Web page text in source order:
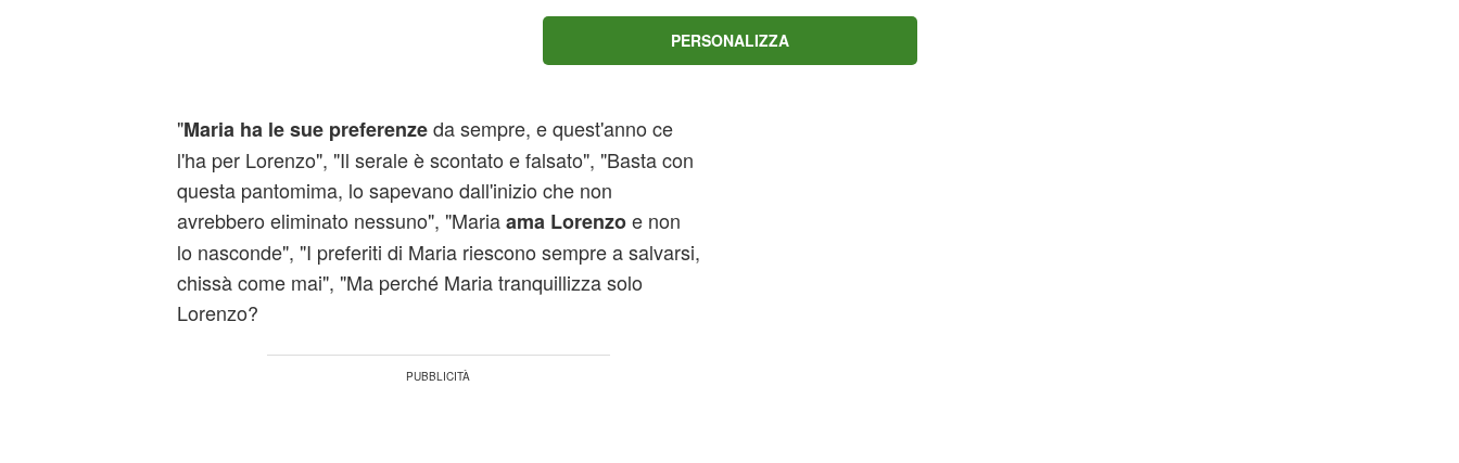
programma cambierebbero in base alle esigenze o all'affetto
"Maria ha le sue preferenzeda sempre, e quest'anno ce
l'ha per Lorenzo", "Il serale è scontato e falsato", "Basta con
questa pantomima, lo sapevano dall'inizio che non
avrebbero eliminato nessuno", "Mariaama Lorenzoe non
lo nasconde", "I preferiti di Maria riescono sempre a salvarsi,
chissà come mai", "Ma perché Maria tranquillizza solo
Lorenzo?
PERSONALIZZA